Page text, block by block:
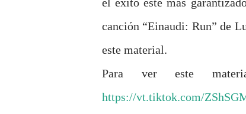
canción “Einaudi: Run” de
este material.
Para ver este
https://vt.tiktok.com/